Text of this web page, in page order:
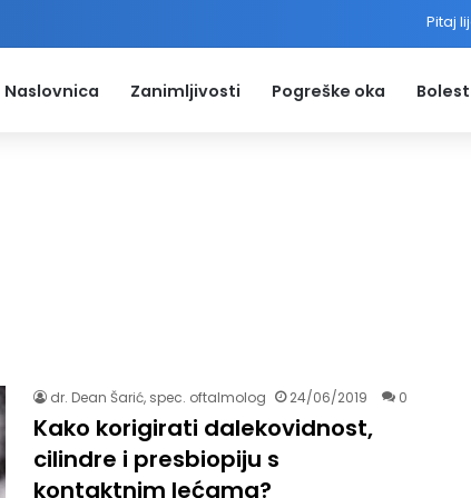
Pitaj
Naslovnica Zanimljivosti Pogreške oka
dr. Dean Šarić, spec. oftalmolog 24/06/2019 0
Kako korigirati dalekovidnost,
cilindre i presbiopiju s
kontaktnim lećama?